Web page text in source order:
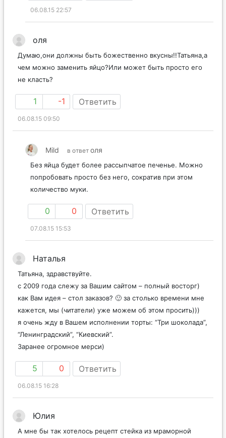
06.08.15 22:57
оля
Думаю,они должны быть божественно вкусны!!Татьяна,а
чем можно заменить яйцо?Или может быть просто его
не класть?
1 -1 Ответить
06.08.15 09:50
Mild в ответ оля
Без яйца будет более рассыпчатое печенье. Можно
попробовать просто без него, сократив при этом
количество муки.
0 0 Ответить
07.08.15 15:53
Наталья
Татьяна, здравствуйте.
с 2009 года слежу за Вашим сайтом – полный восторг)
как Вам идея – стол заказов? 🙂 за столько времени мне
кажется, мы (читатели) уже можем об этом просить)))
я очень жду в Вашем исполнении торты: “Три шоколада”,
“Ленинградский”, “Киевский”.
Заранее огромное мерси)
5 0 Ответить
06.08.15 16:28
Юлия
А мне бы так хотелось рецепт стейка из мраморной